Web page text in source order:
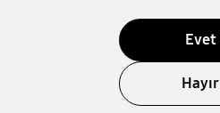
Evet
Hayır